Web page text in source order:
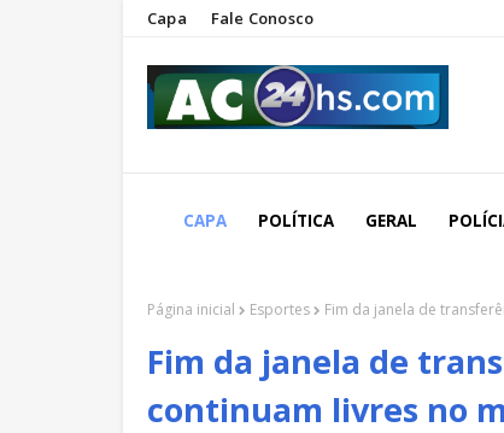
Capa Fale Conosco
CAPA POLÍTICA GERAL
Página inicial Esportes Fim da janela de
Fim da janela de
continuam livres no